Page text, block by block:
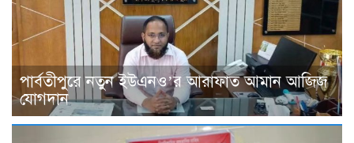
পার্বতীপুরে নতুন ইউএনও’র আরাফাত আমান আজিজ
যোগদান